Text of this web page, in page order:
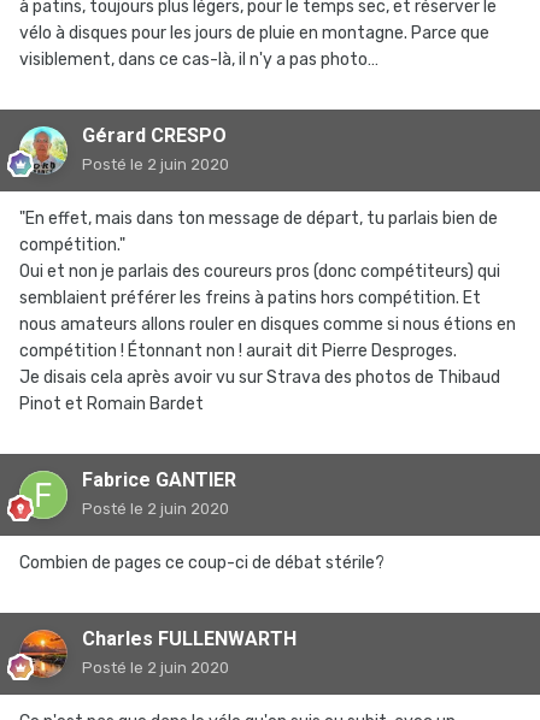
à patins, toujours plus légers, pour le temps sec, et réserver le
vélo à disques pour les jours de pluie en montagne. Parce que
visiblement, dans ce cas-là, il n'y a pas photo…
Gérard CRESPO
Posté le 2 juin 2020
"En effet, mais dans ton message de départ, tu parlais bien de
compétition."
Oui et non je parlais des coureurs pros (donc compétiteurs) qui
semblaient préférer les freins à patins hors compétition. Et
nous amateurs allons rouler en disques comme si nous étions en
compétition ! Étonnant non ! aurait dit Pierre Desproges.
Je disais cela après avoir vu sur Strava des photos de Thibaud
Pinot et Romain Bardet
Fabrice GANTIER
Posté le 2 juin 2020
Combien de pages ce coup-ci de débat stérile?
Charles FULLENWARTH
Posté le 2 juin 2020